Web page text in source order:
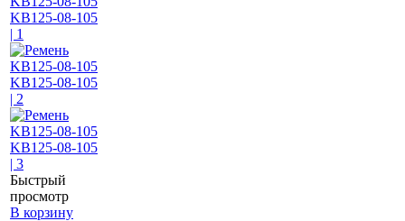
Быстрый
просмотр
В корзину